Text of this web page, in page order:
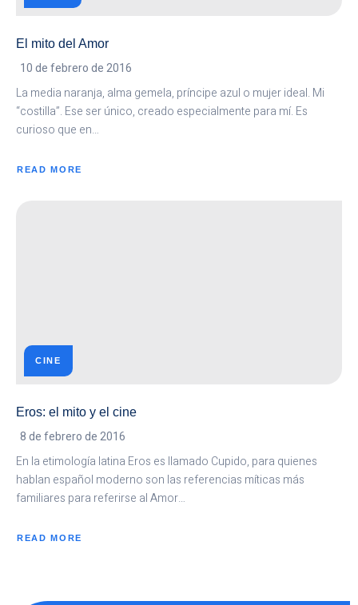
El mito del Amor
10 de febrero de 2016
La media naranja, alma gemela, príncipe azul o mujer ideal. Mi
“costilla”. Ese ser único, creado especialmente para mí. Es
curioso que en…
READ MORE
ABOUT
CINE
Eros: el mito y el cine
8 de febrero de 2016
En la etimología latina Eros es llamado Cupido, para quienes
hablan español moderno son las referencias míticas más
familiares para referirse al Amor…
READ MORE
ABOUT